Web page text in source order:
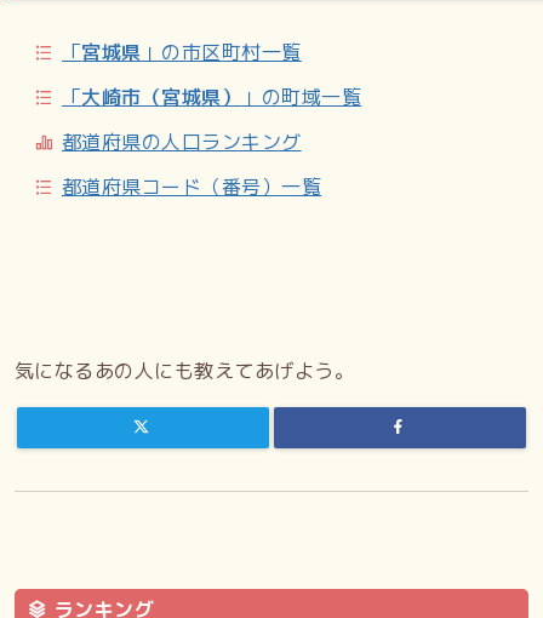
「宮城県 」の市区町村一覧
「大崎市（宮城県）
」の町域一覧
都道府県の人口ランキング
都道府県コード（番号）一覧
気になるあの人にも教えてあげよう。
ランキング